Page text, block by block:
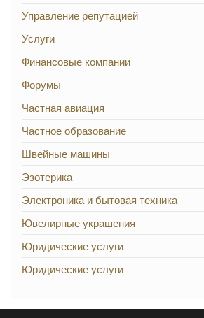
Управление репутацией
Услуги
Финансовые компании
Форумы
Частная авиация
Частное образование
Швейные машины
Эзотерика
Электроника и бытовая техника
Ювелирные украшения
Юридические услуги
Юридические услуги